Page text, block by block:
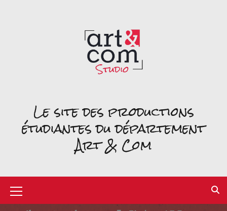
Le site des productions
étudiantes du département
Art & Com